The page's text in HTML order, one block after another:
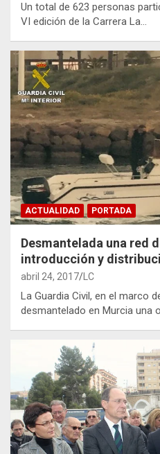
Un total de 623 personas
VI edición de la Carrera La…
ACTUALIDAD PORTADA
Desmantelada una red
introducción y
abril 24, 2017 LC
La Guardia Civil, en el marco
desmantelado en Murcia una